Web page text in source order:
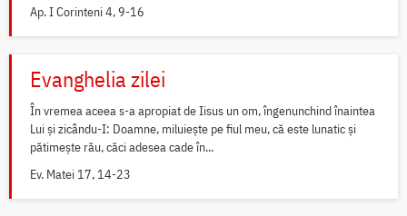
Ap. I Corinteni 4, 9-16
Evanghelia zilei
În vremea aceea s-a apropiat de Iisus un om, îngenunchind înaintea
Lui și zicându-I: Doamne, miluiește pe fiul meu, că este lunatic și
pătimește rău, căci adesea cade în...
Ev. Matei 17, 14-23